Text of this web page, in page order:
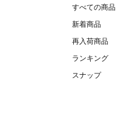
すべての商品
新着商品
再入荷商品
ランキング
スナップ